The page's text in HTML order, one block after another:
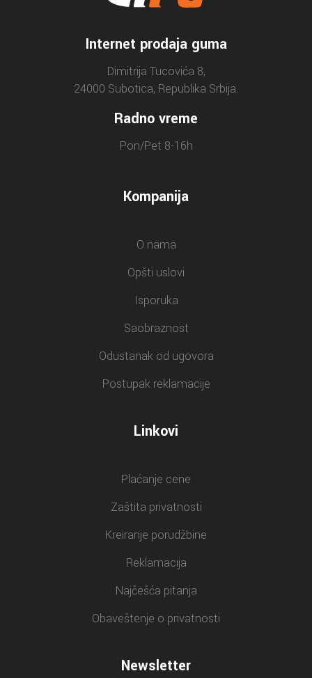
Internet prodaja guma
Dimitrija Tucovića 8,
24000 Subotica, Republika Srbija.
Radno vreme
Pon/Pet 8-16h
Kompanija
O nama
Opšti uslovi
Isporuka
Saobraznost
Odustanak od ugovora
Postupak reklamacije
Linkovi
Plaćanje cene
Zaštita privatnosti
Kreiranje porudžbine
Reklamacija
Najčešća pitanja
Obaveštenje o privatnosti
Newsletter